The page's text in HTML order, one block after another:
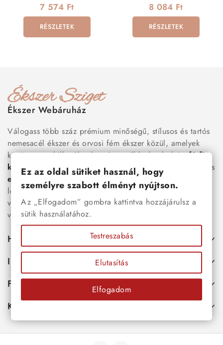
dísszel - aranyozott
7 574 Ft
RÉSZLETEK
8 084 Ft
RÉSZLETEK
Ékszer Webáruház
Válogass több száz prémium minőségű, stílusos és tartós
nemesacél ékszer és orvosi fém ékszer közül, amelyek
között megtalálhatók a legnépszerűbb darabok is:férfi
karkötők
, női nyakláncok , karikagyűrűk
és
esküvői kiegészítőkegyaránt. Webáruházunkban a
legújabb trendeket követő, mégis időtálló ékszerek közül
választhatsz – legyen szó ajándékról, mindennapi
viseletről vagy különleges alkalmakról.
Hasznos
Információk
Fiókod
Kapcsolat
Ez az oldal sütiket használ, hogy
személyre szabott élményt nyújtson.
Az „Elfogadom” gombra kattintva hozzájárulsz a
sütik használatához.
Testreszabás
Elutasítás
Elfogadom